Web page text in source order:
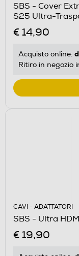
SBS - Cover
S25 Ultra-
€ 14,90
Acquisto online:
Ritiro in negozio
CAVI - ADATTATORI
SBS - Ultra
€ 19,90